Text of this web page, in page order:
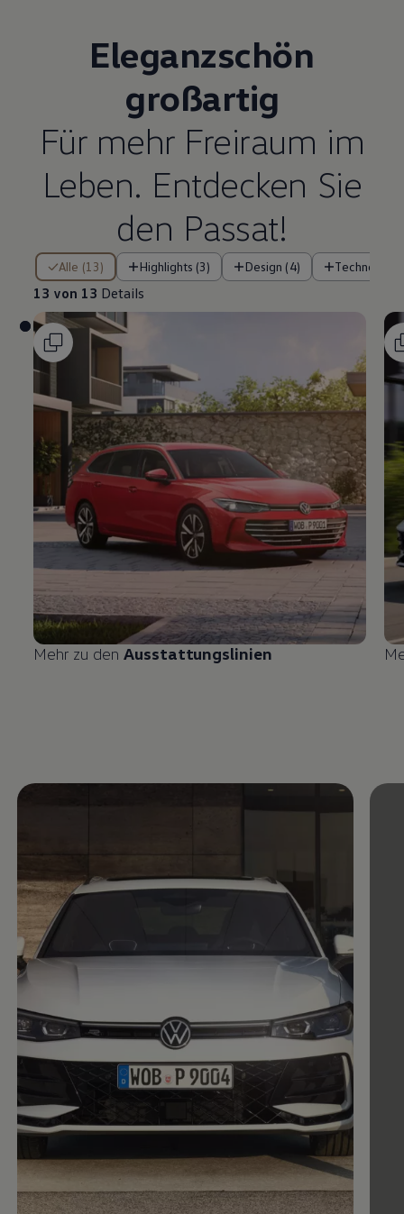
Eleganzschön
großartig
Für mehr Freiraum im
Leben. Entdecken Sie
den Passat!
Alle (13) Highlights (3) Design (4)
13 von 13 Details
13 von 13 Details
Mehr zu den Ausstattungslinien
Enable fullscreen mode